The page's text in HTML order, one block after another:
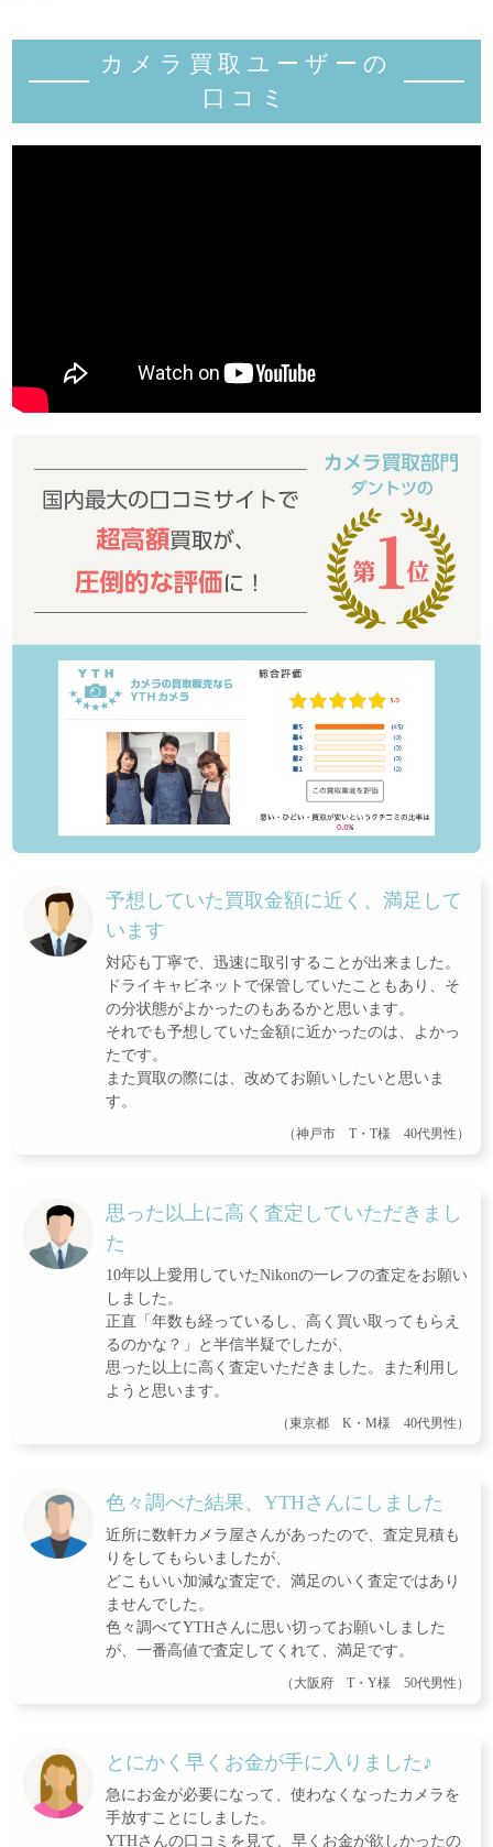
カメラ買取ユーザーの
口コミ
予想していた買取金額に近く、満足して
います
対応も丁寧で、迅速に取引することが出来ました。
ドライキャビネットで保管していたこともあり、そ
の分状態がよかったのもあるかと思います。
それでも予想していた金額に近かったのは、よかっ
たです。
また買取の際には、改めてお願いしたいと思いま
す。
（神戸市 T・T様 40代男性）
思った以上に高く査定していただきまし
た
10年以上愛用していたNikonの一レフの査定をお願い
しました。
正直「年数も経っているし、高く買い取ってもらえ
るのかな？」と半信半疑でしたが、
思った以上に高く査定いただきました。また利用し
ようと思います。
（東京都 K・M様 40代男性）
色々調べた結果、YTHさんにしました
近所に数軒カメラ屋さんがあったので、査定見積も
りをしてもらいましたが、
どこもいい加減な査定で、満足のいく査定ではあり
ませんでした。
色々調べてYTHさんに思い切ってお願いしました
が、一番高値で査定してくれて、満足です。
（大阪府 T・Y様 50代男性）
とにかく早くお金が手に入りました♪
急にお金が必要になって、使わなくなったカメラを
手放すことにしました。
YTHさんの口コミを見て、早くお金が欲しかったの